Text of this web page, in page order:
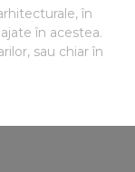
în
în acestea.
sau chiar în